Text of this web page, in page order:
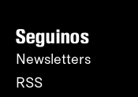
Seguinos
Newsletters
RSS